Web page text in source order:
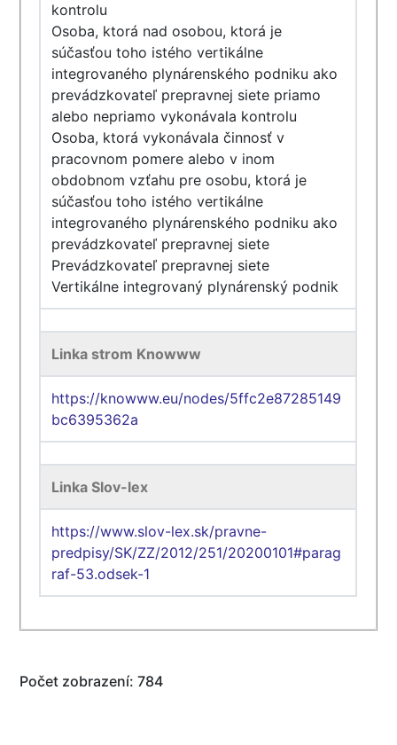
kontrolu
Osoba, ktorá nad osobou, ktorá je
súčasťou toho istého vertikálne
integrovaného plynárenského podniku ako
prevádzkovateľ prepravnej siete priamo
alebo nepriamo vykonávala kontrolu
Osoba, ktorá vykonávala činnosť v
pracovnom pomere alebo v inom
obdobnom vzťahu pre osobu, ktorá je
súčasťou toho istého vertikálne
integrovaného plynárenského podniku ako
prevádzkovateľ prepravnej siete
Prevádzkovateľ prepravnej siete
Vertikálne integrovaný plynárenský podnik
Linka strom Knowww
https://knowww.eu/nodes/5ffc2e87285149
bc6395362a
Linka Slov-lex
https://www.slov-lex.sk/pravne-
predpisy/SK/ZZ/2012/251/20200101#parag
raf-53.odsek-1
Počet zobrazení: 784